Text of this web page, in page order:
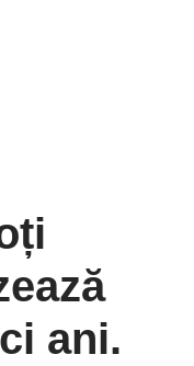
ani.